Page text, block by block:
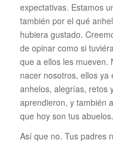
expectativas. Estamos
también por el qué
hubiera gustado.
de opinar como si
que a ellos les mueven.
nacer nosotros, ellos
anhelos, alegrías, retos
aprendieron, y también
que hoy son tus abuelos.
Así que no. Tus padres